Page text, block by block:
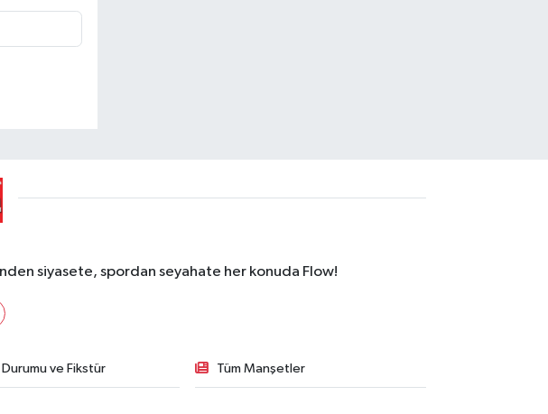
siyasete, spordan seyahate her konuda Flow!
Durumu ve Fikstür Tüm Manşetler